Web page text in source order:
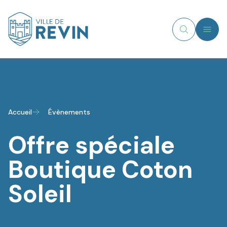
Recherche
MENU
Accueil Évènements
Offre spéciale
Boutique Coton
Soleil